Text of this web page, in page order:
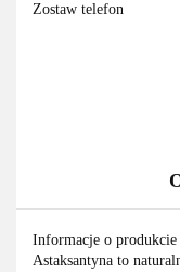
Zostaw telefon
Informacje o produkcie
Astaksantyna to